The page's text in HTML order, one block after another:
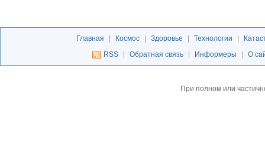
Главная Космос Здоровье Технологии
RSS
Обратная связь Информеры О
При полном или